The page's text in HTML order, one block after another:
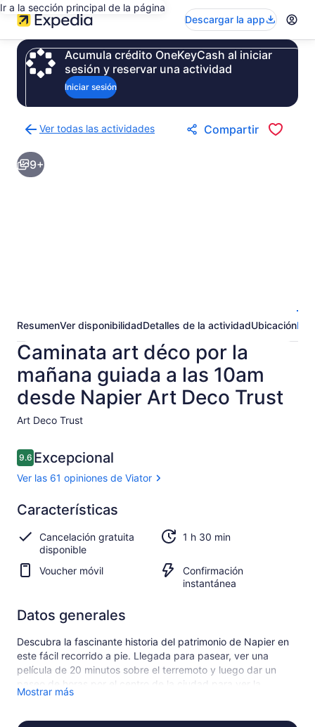
Ir a la sección principal de la página
Descargar la app
Acumula crédito OneKeyCash al iniciar
sesión y reservar una actividad
Iniciar sesión
Ver todas las actividades
a
la
página
Compartir
9+
ResumenVer disponibilidadDetalles de la actividadUbicación
Caminata art déco por la
mañana guiada a las 10am
desde Napier Art Deco Trust
Art Deco Trust​
Opiniones
9.69.6 de 10,
Excepcional
Ver las 61 opiniones de Viator
9.69.6 de 10
Excepcional
Ver las
61
opiniones
de Viator
Características
Cancelación gratuita
disponible
1 h 30 min
Voucher móvil
Confirmación
instantánea
Datos generales
Descubra la fascinante historia del patrimonio de Napier en
este fácil recorrido a pie. Llegada para pasear, ver una
película de 20 minutos sobre el terremoto y luego dar un
paseo de horas por el centro de la ciudad para ver la
arquitectura art déco. Algunos tours pueden correr 10
Mostrar más